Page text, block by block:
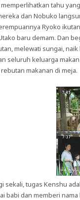
tahu
dan Nobuko
Ryoko
baru demam. Dan
melewati sungai,
seluruh keluarga
makanan di meja.
sekali, tugas Kenshu
babi dan memberi